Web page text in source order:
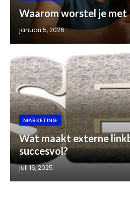
Waarom worstel je met
januari 5, 2026
MARKETING
Wat maakt externe
succesvol?
juli 16, 2025